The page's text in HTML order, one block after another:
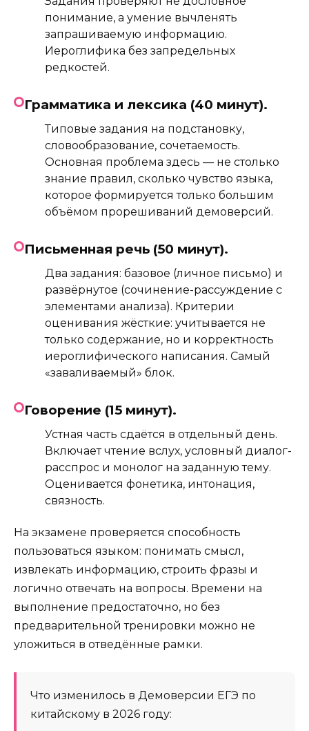
понимание, а умение вычленять
запрашиваемую информацию.
Иероглифика без запредельных
редкостей.
Грамматика и лексика (40 минут).
Типовые задания на подстановку,
словообразование, сочетаемость.
Основная проблема здесь — не столько
знание правил, сколько чувство языка,
которое формируется только большим
объёмом прорешиваний демоверсий.
Письменная речь (50 минут).
Два задания: базовое (личное письмо) и
развёрнутое (сочинение-рассуждение с
элементами анализа). Критерии
оценивания жёсткие: учитывается не
только содержание, но и корректность
иероглифического написания. Самый
«заваливаемый» блок.
Говорение (15 минут).
Устная часть сдаётся в отдельный день.
Включает чтение вслух, условный диалог-
расспрос и монолог на заданную тему.
Оценивается фонетика, интонация,
связность.
На экзамене проверяется способность
пользоваться языком: понимать смысл,
извлекать информацию, строить фразы и
логично отвечать на вопросы. Времени на
выполнение предостаточно, но без
предварительной тренировки можно не
уложиться в отведённые рамки.
Что изменилось в Демоверсии ЕГЭ по
китайскому в 2026 году: